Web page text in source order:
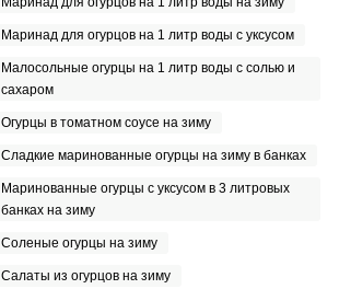
Маринад для огурцов на 1 литр воды с уксусом
Малосольные огурцы на 1 литр воды с солью и
сахаром
Огурцы в томатном соусе на зиму
Сладкие маринованные огурцы на зиму в банках
Маринованные огурцы с уксусом в 3 литровых
банках на зиму
Соленые огурцы на зиму
Салаты из огурцов на зиму